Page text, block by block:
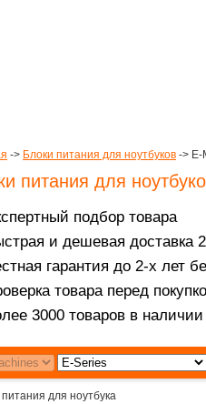
-> Блоки питания для ноутбуков -> E-
питания для
подбор товара
и дешевая доставка
гарантия до 2-х лет
товара перед
3000 товаров в наличии
питания для ноутбука